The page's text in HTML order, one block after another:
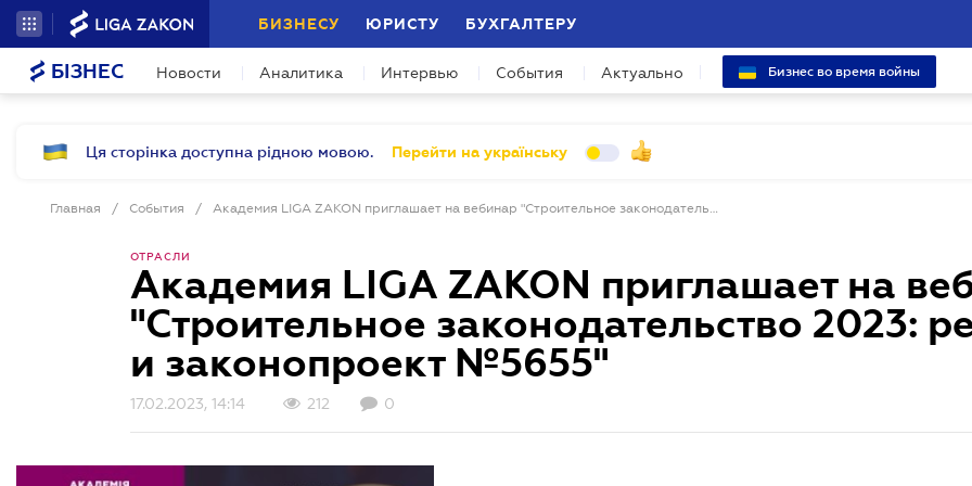
БИЗНЕСУ ЮРИСТУ БУХГАЛТЕРУ
БІЗНЕС Новости Аналитика Интервью События Актуально Бизнес во время войны
Ця сторінка доступна рідною мовою. Перейти на українську
Главная / События / Академия LIGA ZAKON приглашает на вебинар "Строительное законодательство 2023: реалии и законопроект №5655"
ОТРАСЛИ
Академия LIGA ZAKON приглашает на
"Строительное законодательство 2023:
и законопроект №5655"
17.02.2023, 14:14 212 0